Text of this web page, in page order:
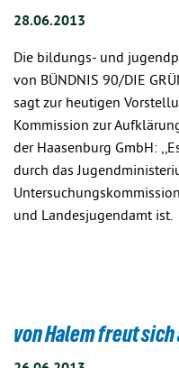
28.06.2013
Die bildungs- und
von BÜNDNIS 90/DIE
sagt zur heutigen
Kommission zur
der Haasenburg GmbH:
durch das
und Landesjugendamt ist.
von Halem freut